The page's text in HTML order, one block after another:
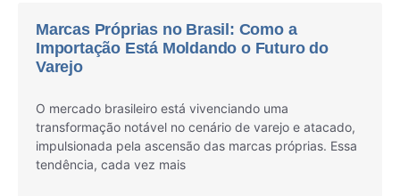
Marcas Próprias no Brasil: Como a
Importação Está Moldando o Futuro do
Varejo
O mercado brasileiro está vivenciando uma
transformação notável no cenário de varejo e atacado,
impulsionada pela ascensão das marcas próprias. Essa
tendência, cada vez mais